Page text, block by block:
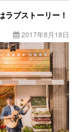
ラブストーリー！
2017年8月18日